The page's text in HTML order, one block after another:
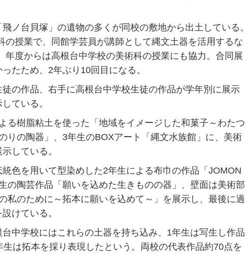
ノ台貝塚」の遺物の多くが同校の敷地から出土している。
授業で、同館学芸員が講師として縄文土器を活用するな
年度からは高根台中学校の美術科の授業にも協力。合同展
たため、2年ぶり10回目になる。
の作品、右手に高根台中学校生徒の作品が学年別に展示
ている。
樹脂粘土を使った「地域をイメージした和菓子～わたつ
りの陶器」、3年生のBOXアート「縄文水族館」に、美術
している。
色を用いて型染めした2年生による布巾の作品「JOMON
の陶芸作品「願いを込めた生きものの器」、壁面は美術部
私のために～拓本に願いを込めて～」を展示し、最後に過
けている。
中学校にはこれらの土器を持ち込み、1年生は写生し作品
は拓本を採り表現したという。両校の代表作品約70点を